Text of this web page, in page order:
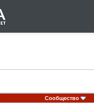
Сообщество